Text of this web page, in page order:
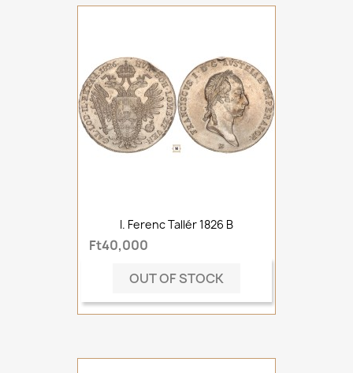
I. Ferenc Tallér 1826 B
Ft40,000
OUT OF STOCK